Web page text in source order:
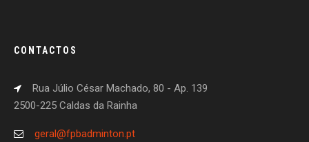
CONTACTOS
Rua Júlio César Machado, 80 - Ap. 139
2500-225 Caldas da Rainha
geral@fpbadminton.pt